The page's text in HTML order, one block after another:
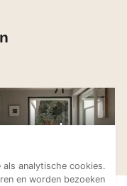
Painting
Luxe
analytische cookies.
en worden bezoeken